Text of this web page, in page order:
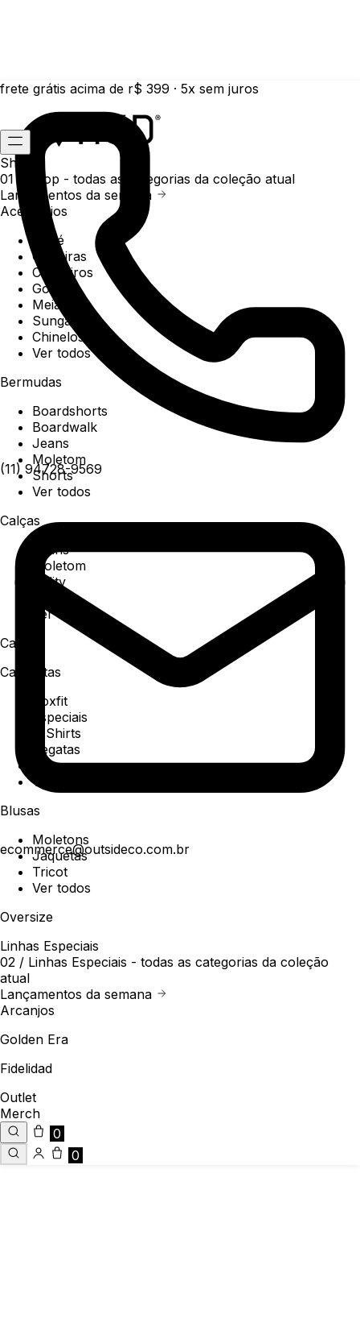
frete grátis acima de r$ 399 · 5x sem juros
(11) 94728-9569
ecommerce@outsideco.com.br
Shop
01 /
Shop - todas as categorias da coleção atual
Lançamentos da semana
Acessórios
Boné
Carteiras
Chaveiros
Gorros
Meias
Sunga
Chinelos
Ver todos
Bermudas
Boardshorts
Boardwalk
Jeans
Moletom
Shorts
Ver todos
Calças
Jeans
Moletom
Utility
Ver todos
Camisa
Camisetas
Boxfit
Especiais
T-Shirts
Regatas
Polo
Ver todos
Blusas
Moletons
Jaquetas
Tricot
Ver todos
Oversize
Linhas Especiais
02 / Linhas Especiais - todas as categorias da coleção
atual
Lançamentos da semana
Arcanjos
Golden Era
Fidelidad
Outlet
Merch
0
0